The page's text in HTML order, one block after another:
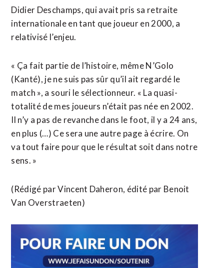
Didier Deschamps, qui avait pris sa retraite
internationale en tant que joueur en 2000, a
relativisé l’enjeu.
« Ça fait partie de l’histoire, même N’Golo
(Kanté), je ne suis pas sûr qu’il ait regardé le
match », a souri le sélectionneur. « La quasi-
totalité de mes joueurs n’était pas née ⁠en 2002.
Il n’y a pas de revanche dans le foot, il y a 24 ans,
en plus (…) Ce sera une autre page à écrire. On
va tout ​faire pour que le résultat soit dans notre
sens. »
(Rédigé par Vincent ​Daheron, édité par Benoit
Van Overstraeten)